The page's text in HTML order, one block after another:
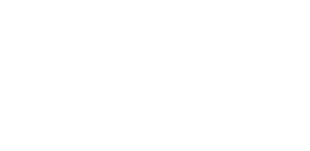
с пользой. Благодарим, что выбрали
вас снова — возможно, время года,
красива, а людей заметно меньше